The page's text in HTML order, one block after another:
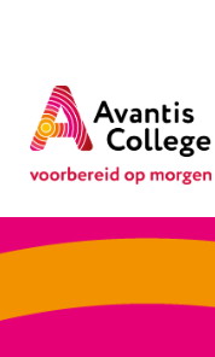
inhoud